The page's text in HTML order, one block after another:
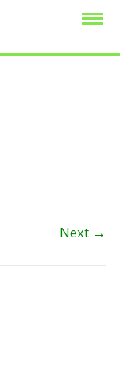
Next →